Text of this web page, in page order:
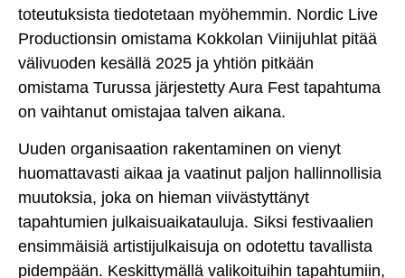
toteutuksista tiedotetaan myöhemmin. Nordic Live
Productionsin omistama Kokkolan Viinijuhlat pitää
välivuoden kesällä 2025 ja yhtiön pitkään
omistama Turussa järjestetty Aura Fest tapahtuma
on vaihtanut omistajaa talven aikana.
Uuden organisaation rakentaminen on vienyt
huomattavasti aikaa ja vaatinut paljon hallinnollisia
muutoksia, joka on hieman viivästyttänyt
tapahtumien julkaisuaikatauluja. Siksi festivaalien
ensimmäisiä artistijulkaisuja on odotettu tavallista
pidempään. Keskittymällä valikoituihin tapahtumiin,